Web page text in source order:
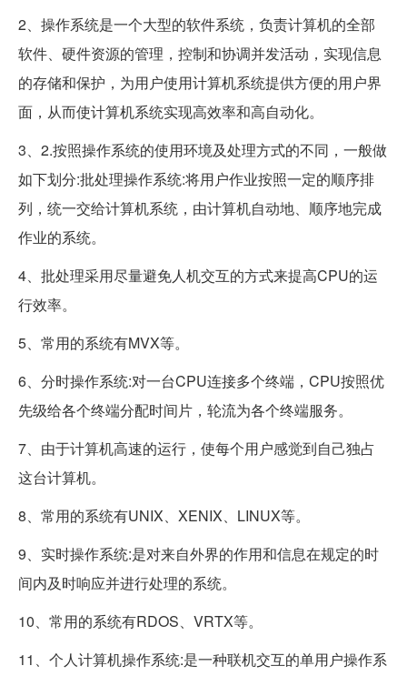
2、操作系统是一个大型的软件系统，负责计算机的全部
软件、硬件资源的管理，控制和协调并发活动，实现信息
的存储和保护，为用户使用计算机系统提供方便的用户界
面，从而使计算机系统实现高效率和高自动化。
3、2.按照操作系统的使用环境及处理方式的不同，一般做
如下划分:批处理操作系统:将用户作业按照一定的顺序排
列，统一交给计算机系统，由计算机自动地、顺序地完成
作业的系统。
4、批处理采用尽量避免人机交互的方式来提高CPU的运
行效率。
5、常用的系统有MVX等。
6、分时操作系统:对一台CPU连接多个终端，CPU按照优
先级给各个终端分配时间片，轮流为各个终端服务。
7、由于计算机高速的运行，使每个用户感觉到自己独占
这台计算机。
8、常用的系统有UNIX、XENIX、LINUX等。
9、实时操作系统:是对来自外界的作用和信息在规定的时
间内及时响应并进行处理的系统。
10、常用的系统有RDOS、VRTX等。
11、个人计算机操作系统:是一种联机交互的单用户操作系